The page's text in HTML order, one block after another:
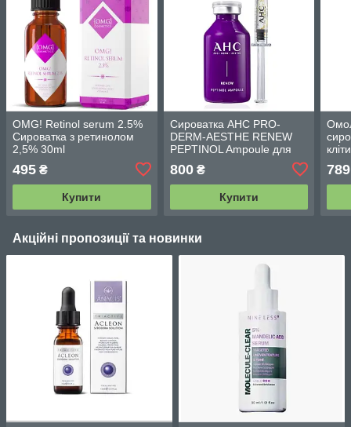
OMG! Retinol serum 2.5%
Сироватка з ретинолом
2,5% 30ml
495 ₴
Купити
Сироватка AHC PRO-
DERM-AESTHE RENEW
PEPTINOL Ampoule для
зрілої шкіри з ретинолом
(10,1 ppm) 30 мл
800₴
Купити
мл
789
Акційні пропозиції та новинки